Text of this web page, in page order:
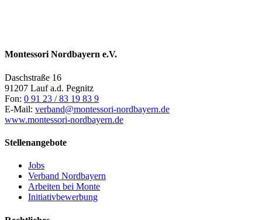
Montessori Nordbayern e.V.
Daschstraße 16
91207 Lauf a.d. Pegnitz
Fon: 0 91 23 / 83 19 83 9
E-Mail: verband@montessori-nordbayern.de
www.montessori-nordbayern.de
Stellenangebote
Jobs
Verband Nordbayern
Arbeiten bei Monte
Initiativbewerbung